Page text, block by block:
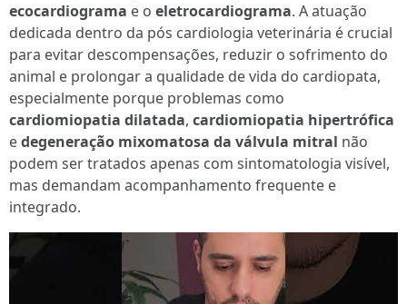
ecocardiograma e o eletrocardiograma. A atuação
dedicada dentro da pós cardiologia veterinária é crucial
para evitar descompensações, reduzir o sofrimento do
animal e prolongar a qualidade de vida do cardiopata,
especialmente porque problemas como
cardiomiopatia dilatada, cardiomiopatia hipertrófica
edegeneração mixomatosa da válvula mitral não
podem ser tratados apenas com sintomatologia visível,
mas demandam acompanhamento frequente e
integrado.